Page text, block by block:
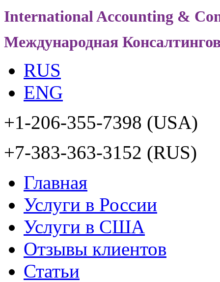
International Accounting &
Международная
RUS
ENG
+1-206-355-7398 (USA)
+7-383-363-3152 (RUS)
Главная
Услуги в России
Услуги в США
Отзывы клиентов
Статьи